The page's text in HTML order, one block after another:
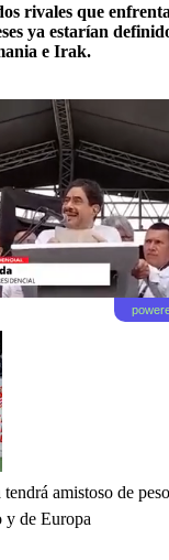
rivales que
ya estarían
e Irak.
amistoso de
y de Europa